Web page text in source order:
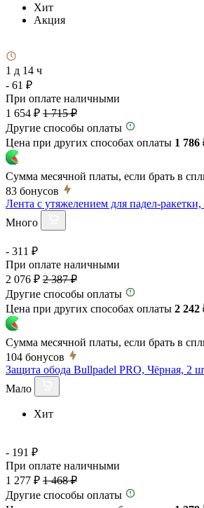
Хит
Акция
1 д 14 ч
- 61 ₽
При оплате наличными
1 654 ₽ 1 715 ₽
Другие способы оплаты
Цена при других способах оплаты 1 786
Сумма месячной платы, если брать в
83 бонусов
Лента с утяжелением для падел-
Много
- 311 ₽
При оплате наличными
2 076 ₽ 2 387 ₽
Другие способы оплаты
Цена при других способах оплаты 2 242
Сумма месячной платы, если брать в
104 бонусов
Защита обода Bullpadel PRO, Чёрная, 2
Мало
Хит
- 191 ₽
При оплате наличными
1 277 ₽ 1 468 ₽
Другие способы оплаты